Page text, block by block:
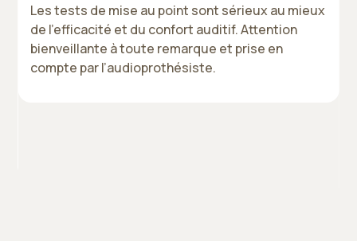
Les tests de mise au point sont sérieux au mieux
de l'efficacité et du confort auditif. Attention
bienveillante à toute remarque et prise en
compte par l’audioprothésiste.